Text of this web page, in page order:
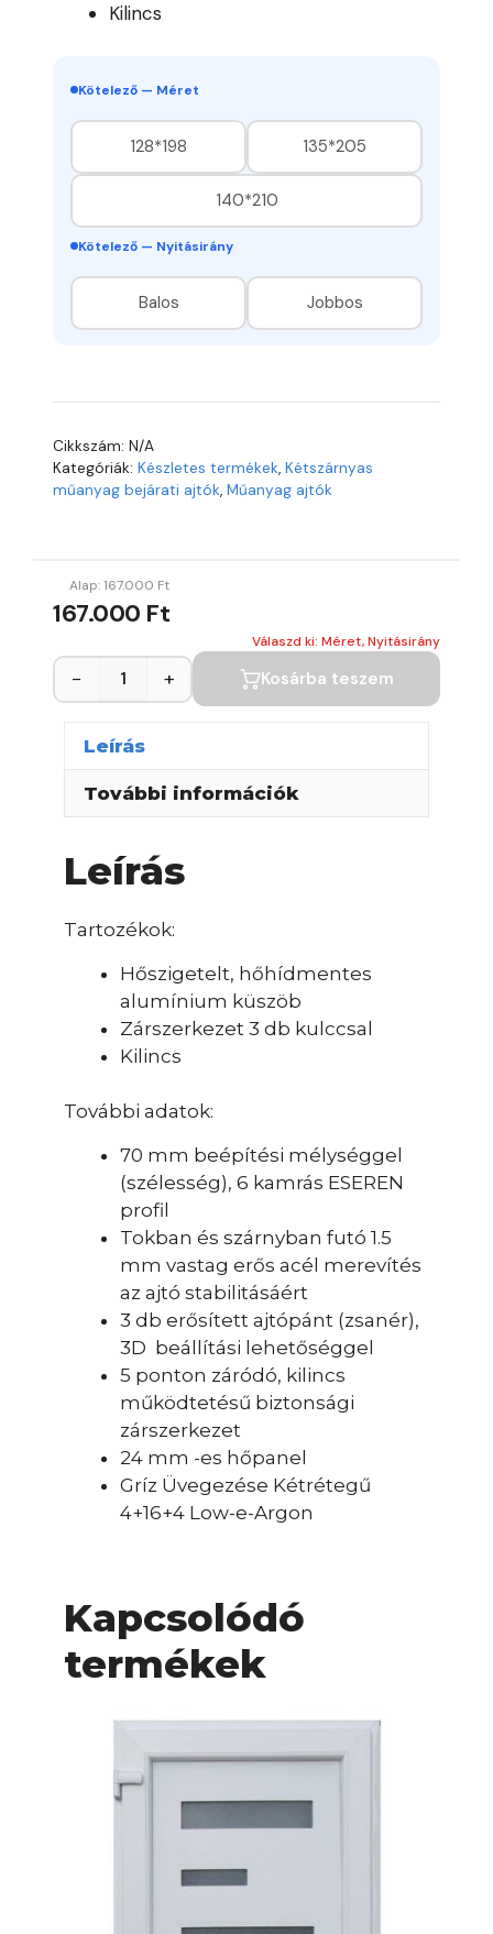
Kilincs
Kötelező — Méret
128*198 135*205
140*210
Kötelező — Nyitásirány
Balos Jobbos
Cikkszám: N/A
Kategóriák: Készletes termékek, Kétszárnyas
műanyag bejárati ajtók, Műanyag ajtók
Alap:167.000 Ft
167.000 Ft
Válaszd ki: Méret, Nyitásirány
− + Kosárba teszem
Leírás
További információk
Leírás
Tartozékok:
Hőszigetelt, hőhídmentes
alumínium küszöb
Zárszerkezet 3 db kulccsal
Kilincs
További adatok:
70 mm beépítési mélységgel
(szélesség), 6 kamrás ESEREN
profil
Tokban és szárnyban futó 1.5
mm vastag erős acél merevítés
az ajtó stabilitásáért
3 db erősített ajtópánt (zsanér),
3D beállítási lehetőséggel
5 ponton záródó, kilincs
működtetésű biztonsági
zárszerkezet
24 mm -es hőpanel
Gríz Üvegezése Kétrétegű
4+16+4 Low-e-Argon
Kapcsolódó
termékek
Ennek
terméknek